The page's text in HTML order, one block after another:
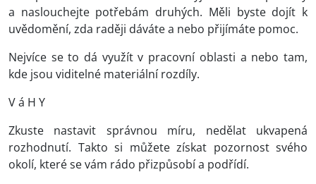
a naslouchejte potřebám druhých. Měli byste dojít k
uvědomění, zda raději dáváte a nebo přijímáte pomoc.
Nejvíce se to dá využít v pracovní oblasti a nebo tam,
kde jsou viditelné materiální rozdíly.
V á H Y
Zkuste nastavit správnou míru, nedělat ukvapená
rozhodnutí. Takto si můžete získat pozornost svého
okolí, které se vám rádo přizpůsobí a podřídí.